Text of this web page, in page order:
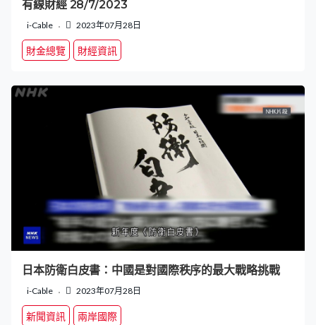
有線財經 28/7/2023
i-Cable 2023年07月28日
財金總覽 財經資訊
日本防衛白皮書：中國是對國際秩序的最大戰略挑戰
i-Cable 2023年07月28日
新聞資訊 兩岸國際